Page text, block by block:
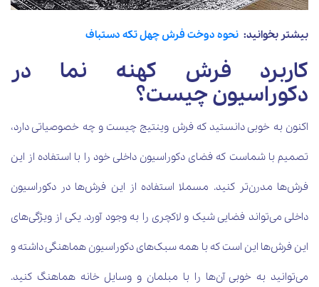
بیشتر بخوانید: نحوه دوخت فرش چهل تکه دستباف
کاربرد فرش کهنه نما در
دکوراسیون چیست؟
اکنون به خوبی دانستید که فرش وینتیج چیست و چه خصوصیاتی دارد،
تصمیم با شماست که فضای دکوراسیون داخلی خود را با استفاده از این
فرش‌ها مدرن‌تر کنید. مسملا استفاده از این فرش‌ها در دکوراسیون
داخلی می‌تواند فضایی شیک و لاکچری را به وجود آورد. یکی از ویژگی‌های
این فرش‌ها این است که با همه سبک‌های دکوراسیون هماهنگی داشته و
می‌توانید به خوبی آن‌ها را با مبلمان و وسایل خانه هماهنگ کنید.